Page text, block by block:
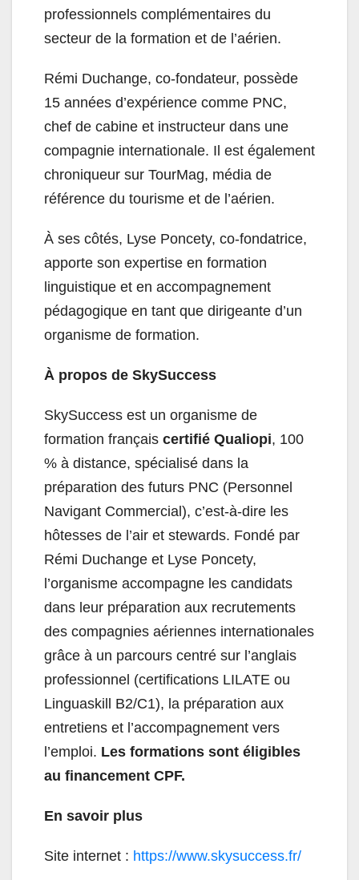
professionnels complémentaires du
secteur de la formation et de l’aérien.
Rémi Duchange, co-fondateur, possède
15 années d’expérience comme PNC,
chef de cabine et instructeur dans une
compagnie internationale. Il est également
chroniqueur sur TourMag, média de
référence du tourisme et de l’aérien.
À ses côtés, Lyse Poncety, co-fondatrice,
apporte son expertise en formation
linguistique et en accompagnement
pédagogique en tant que dirigeante d’un
organisme de formation.
À propos de SkySuccess
SkySuccess est un organisme de
formation français certifié Qualiopi, 100
% à distance, spécialisé dans la
préparation des futurs PNC (Personnel
Navigant Commercial), c’est-à-dire les
hôtesses de l’air et stewards. Fondé par
Rémi Duchange et Lyse Poncety,
l’organisme accompagne les candidats
dans leur préparation aux recrutements
des compagnies aériennes internationales
grâce à un parcours centré sur l’anglais
professionnel (certifications LILATE ou
Linguaskill B2/C1), la préparation aux
entretiens et l’accompagnement vers
l’emploi. Les formations sont éligibles
au financement CPF.
En savoir plus
Site internet : https://www.skysuccess.fr/